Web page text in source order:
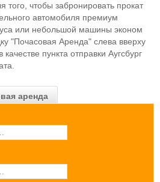
аренда
того, чтобы забронировать прокат
автомобиля премиум
или небольшой машины эконом
"Почасовая Аренда" слева вверху
пункта отправки Аугсбург